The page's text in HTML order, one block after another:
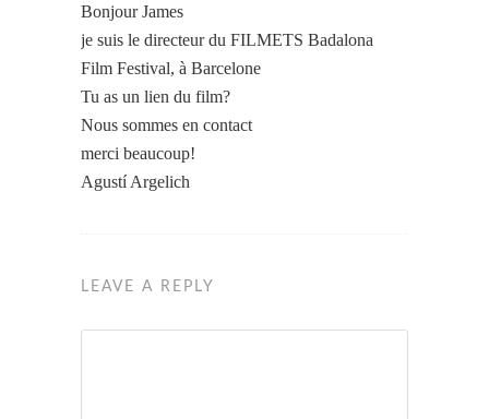
Bonjour James
je suis le directeur du FILMETS Badalona
Film Festival, à Barcelone
Tu as un lien du film?
Nous sommes en contact
merci beaucoup!
Agustí Argelich
LEAVE A REPLY